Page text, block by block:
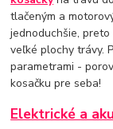
tlačeným a
jednoduchšie,
veľké plochy trávy.
parametrami -
kosačku pre seba!
Elektrické a